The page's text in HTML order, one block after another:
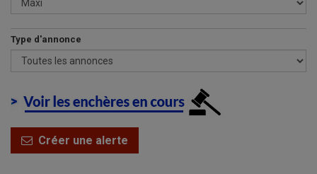
Type d'annonce
Créer une alerte